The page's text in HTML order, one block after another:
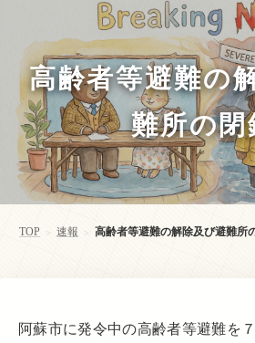
高齢者等避難の
難所の閉
TOP > 速報 > 高齢者等避難の解除及び避難所
阿蘇市に発令中の高齢者等避難を